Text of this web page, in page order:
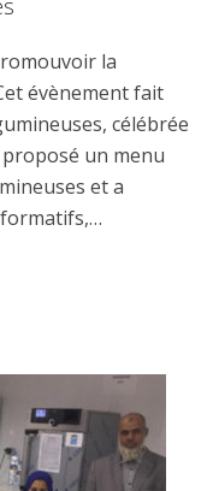
la
évènement fait
célébrée
proposé un menu
et a